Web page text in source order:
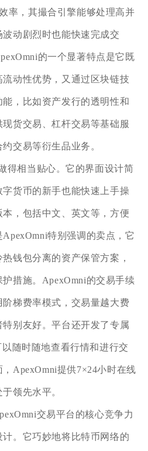
率，其撮合引擎能够处理高并
动剧烈时也能快速完成交
的一个显著特点是它既
动性优势，又通过区块链技
，比如资产发行的透明性和
货交易、杠杆交易等基础服
交易等衍生品业务。
得相当贴心。它的界面设计简
货币的新手也能快速上手操
，包括中文、英文等，方便
特别强调的卖点，它
钱包分离的资产保管方案，
措施。ApexOmni的交易手续
梯费率模式，交易量越大费
别友好。平台还开发了专属
随时随地查看行情和进行交
ApexOmni提供7×24小时在线
领先水平。
交易平台的核心竞争力
。它巧妙地将比特币网络的